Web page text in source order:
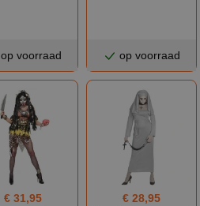
op voorraad op voorraad
€ 31,95
€ 28,95